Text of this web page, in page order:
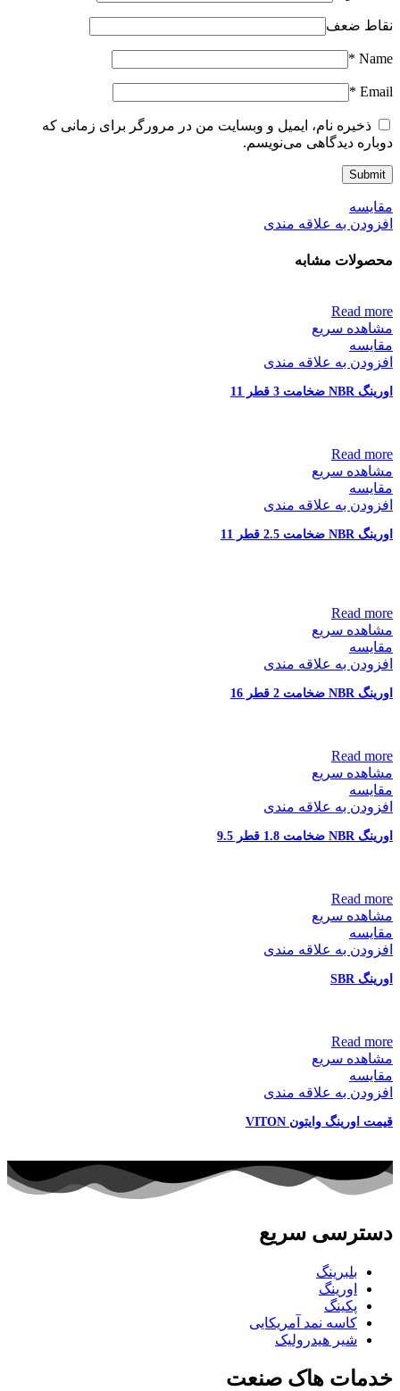
نقاط ضعف
Name
*
Email
*
ذخیره نام، ایمیل و وبسایت من در مرورگر برای زمانی که
دوباره دیدگاهی می‌نویسم.
مقایسه
افزودن به علاقه مندی
محصولات مشابه
Read more
مشاهده سریع
مقایسه
افزودن به علاقه مندی
اورینگ NBR ضخامت 3 قطر 11
Read more
مشاهده سریع
مقایسه
افزودن به علاقه مندی
اورینگ NBR ضخامت 2.5 قطر 11
Read more
مشاهده سریع
مقایسه
افزودن به علاقه مندی
اورینگ NBR ضخامت 2 قطر 16
Read more
مشاهده سریع
مقایسه
افزودن به علاقه مندی
اورینگ NBR ضخامت 1.8 قطر 9.5
Read more
مشاهده سریع
مقایسه
افزودن به علاقه مندی
اورینگ SBR
Read more
مشاهده سریع
مقایسه
افزودن به علاقه مندی
قیمت اورینگ وایتون VITON
دسترسی سریع
بلبرینگ
اورینگ
پکینگ
کاسه نمد آمریکایی
شیر هیدرولیک
خدمات هاک صنعت